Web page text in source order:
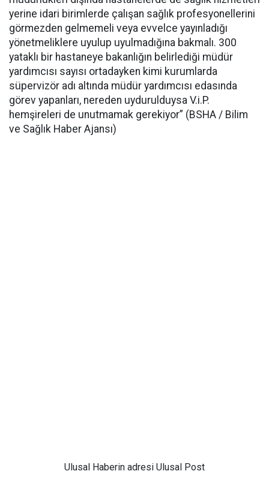
yerine idari birimlerde çalışan sağlık profesyonellerini
görmezden gelmemeli veya evvelce yayınladığı
yönetmeliklere uyulup uyulmadığına bakmalı. 300
yataklı bir hastaneye bakanlığın belirlediği müdür
yardımcısı sayısı ortadayken kimi kurumlarda
süpervizör adı altında müdür yardımcısı edasında
görev yapanları, nereden uydurulduysa V.i.P.
hemşireleri de unutmamak gerekiyor” (BSHA / Bilim
ve Sağlık Haber Ajansı)
Ulusal Haberin adresi Ulusal Post